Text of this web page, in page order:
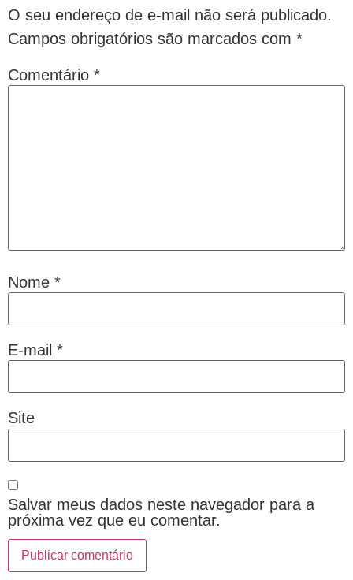
O seu endereço de e-mail não será publicado.
Campos obrigatórios são marcados com *
Comentário *
Nome *
E-mail *
Site
Salvar meus dados neste navegador para a
próxima vez que eu comentar.